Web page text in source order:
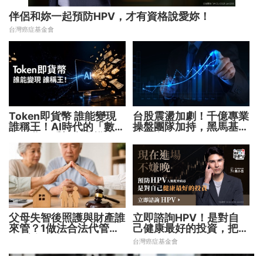
伴侶和妳一起預防HPV，才有資格說愛妳！
台灣癌症基金會
Token即貨幣 誰能變現
誰稱王！AI時代的「數位
台股震盪加劇！千億專業
操盤團隊加持，黑馬基金
父母失智後照護與財產誰
來管？1做法合法代管財
立即諮詢HPV！是對自
己健康最好的投資，把握
現在不嫌晚！
台灣癌症基金會